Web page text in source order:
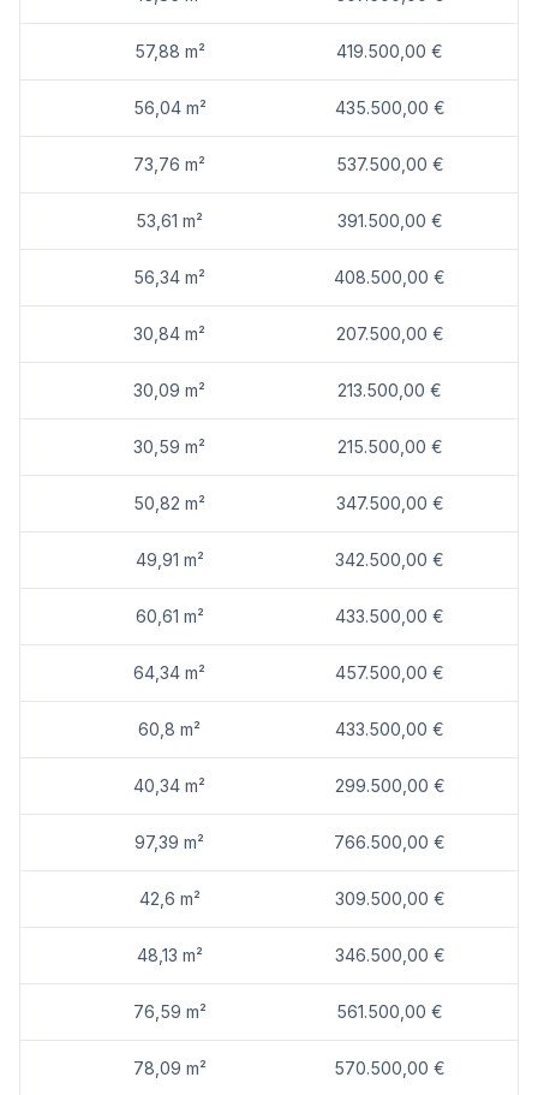
57,88 m² 419.500,00 €
56,04 m² 435.500,00 €
73,76 m² 537.500,00 €
53,61 m² 391.500,00 €
56,34 m² 408.500,00 €
30,84 m² 207.500,00 €
30,09 m² 213.500,00 €
30,59 m² 215.500,00 €
50,82 m² 347.500,00 €
49,91 m² 342.500,00 €
60,61 m² 433.500,00 €
64,34 m² 457.500,00 €
60,8 m² 433.500,00 €
40,34 m² 299.500,00 €
97,39 m² 766.500,00 €
42,6 m² 309.500,00 €
48,13 m² 346.500,00 €
76,59 m² 561.500,00 €
78,09 m² 570.500,00 €